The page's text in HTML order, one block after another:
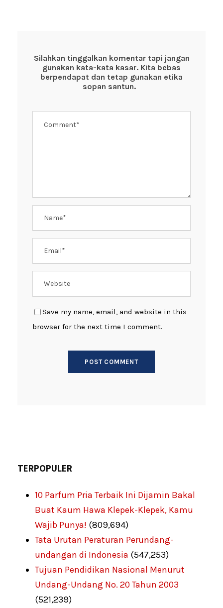
o
o
p
p
Silahkan tinggalkan komentar tapi jangan
gunakan kata-kata kasar. Kita bebas
berpendapat dan tetap gunakan etika
sopan santun.
Save my name, email, and website in this
browser for the next time I comment.
TERPOPULER
10 Parfum Pria Terbaik Ini Dijamin Bakal
Buat Kaum Hawa Klepek-Klepek, Kamu
Wajib Punya! (809,694)
Tata Urutan Peraturan Perundang-
undangan di Indonesia (547,253)
Tujuan Pendidikan Nasional Menurut
Undang-Undang No. 20 Tahun 2003
(521,239)